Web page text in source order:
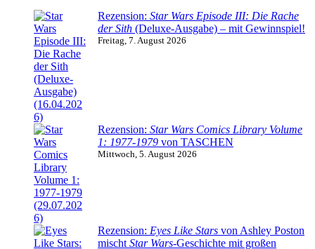
Rezension: Star Wars Episode III: Die Rache
der Sith (Deluxe-Ausgabe) – mit Gewinnspiel!
Freitag, 7. August 2026
Rezension: Star Wars Comics Library Volume
1: 1977-1979 von TASCHEN
Mittwoch, 5. August 2026
Rezension: Eyes Like Stars von Ashley Poston
mischt Star Wars-Geschichte mit großen